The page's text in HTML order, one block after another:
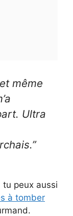
même
Ultra
tu peux aussi
à tomber